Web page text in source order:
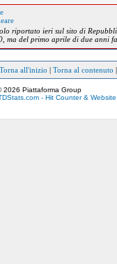
riportato ieri sul sito di
ma del primo aprile di due anni
Torna all'inizio |Torna al contenuto
2026 Piattaforma Group